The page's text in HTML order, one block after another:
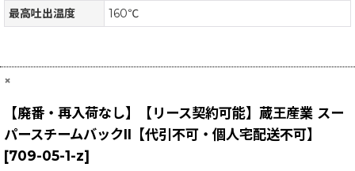
最高吐出温度
160℃
×
【廃番・再入荷なし】【リース契約可能】蔵王産業 スー
パースチームバックII【代引不可・個人宅配送不可】
[709-05-1-z]